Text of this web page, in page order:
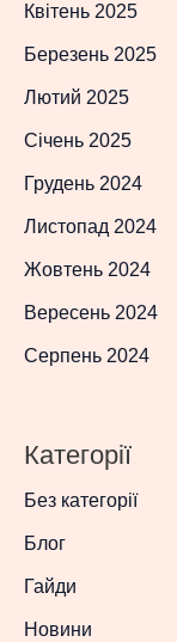
Квітень 2025
Березень 2025
Лютий 2025
Січень 2025
Грудень 2024
Листопад 2024
Жовтень 2024
Вересень 2024
Серпень 2024
Категорії
Без категорії
Блог
Гайди
Новини